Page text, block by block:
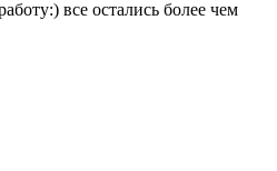
все остались более чем